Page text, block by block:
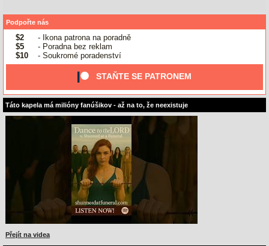
Podpořte nás
$2
- Ikona patrona na poradně
$5
- Poradna bez reklam
$10
- Soukromé poradenství
STAŇTE SE PATRONEM
Táto kapela má milióny fanúšikov - až na to, že neexistuje
Přejít na videa